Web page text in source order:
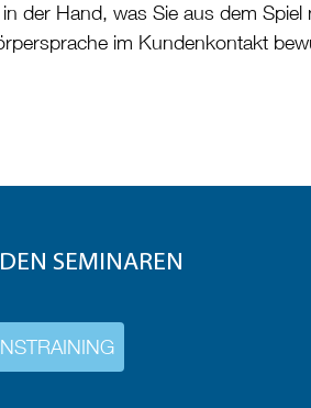
der Hand, was Sie aus dem Spiel
im Kundenkontakt
SEMINAREN